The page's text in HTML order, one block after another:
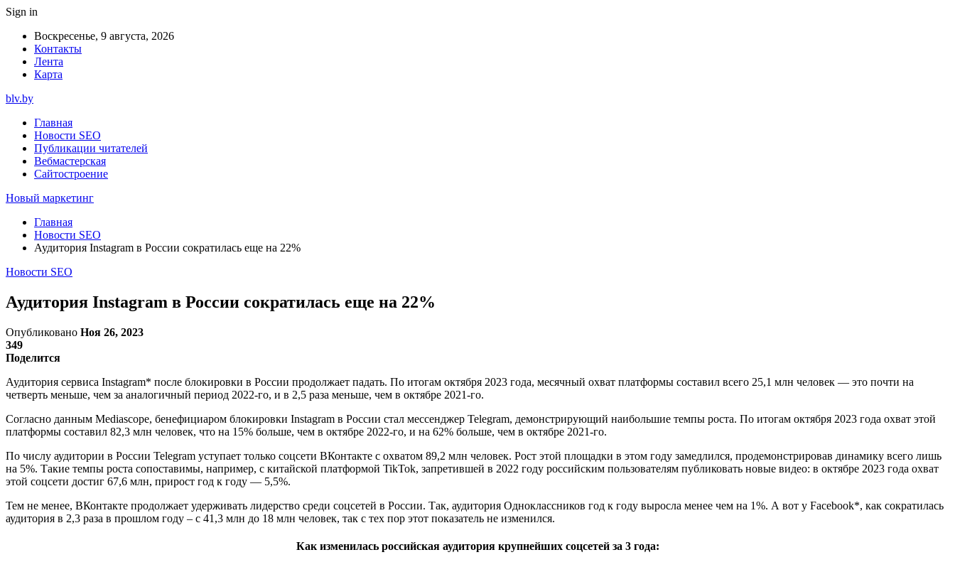
Sign in
Воскресенье, 9 августа, 2026
Контакты
Лента
Карта
blv.by
Главная
Новости SEO
Публикации читателей
Вебмастерская
Сайтостроение
Новый маркетинг
Главная
Новости SEO
Аудитория Instagram в России сократилась еще на 22%
Новости SEO
Аудитория Instagram в России сократилась еще на 22%
Опубликовано Ноя 26, 2023
349
Поделится
Аудитория сервиса Instagram* после блокировки в России продолжает падать. По итогам октября 2023 года, месячный охват платформы составил всего 25,1 млн человек — это почти на
четверть меньше, чем за аналогичный период 2022-го, и в 2,5 раза меньше, чем в октябре 2021-го.
Согласно данным Mediascope, бенефициаром блокировки Instagram в России стал мессенджер Telegram, демонстрирующий наибольшие темпы роста. По итогам октября 2023 года охват этой
платформы составил 82,3 млн человек, что на 15% больше, чем в октябре 2022-го, и на 62% больше, чем в октябре 2021-го.
По числу аудитории в России Telegram уступает только соцсети ВКонтакте с охватом 89,2 млн человек. Рост этой площадки в этом году замедлился, продемонстрировав динамику всего лишь
на 5%. Такие темпы роста сопоставимы, например, с китайской платформой TikTok, запретившей в 2022 году российским пользователям публиковать новые видео: в октябре 2023 года охват
этой соцсети достиг 67,6 млн, прирост год к году — 5,5%.
Тем не менее, ВКонтакте продолжает удерживать лидерство среди соцсетей в России. Так, аудитория Одноклассников год к году выросла менее чем на 1%. А вот у Facebook*, как сократилась
аудитория в 2,3 раза в прошлом году – с 41,3 млн до 18 млн человек, так с тех пор этот показатель не изменился.
Как изменилась российская аудитория крупнейших соцсетей за 3 года: